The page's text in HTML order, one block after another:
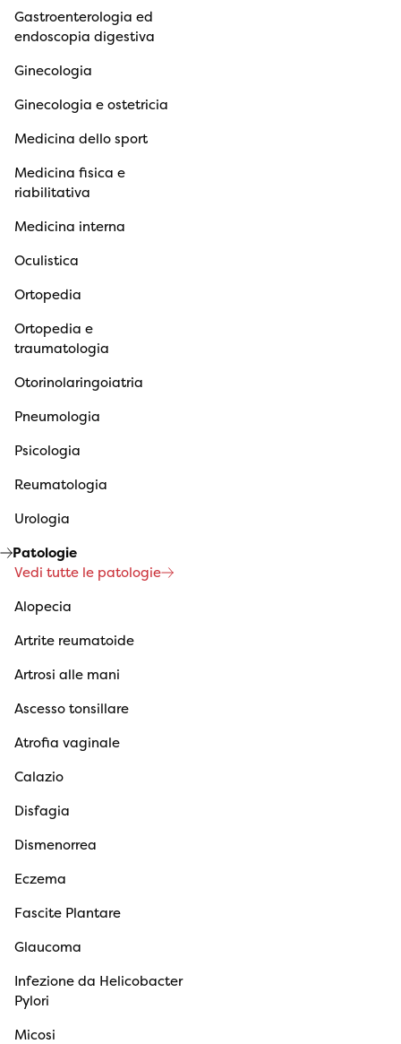
Gastroenterologia ed
endoscopia digestiva
Ginecologia
Ginecologia e ostetricia
Medicina dello sport
Medicina fisica e
riabilitativa
Medicina interna
Oculistica
Ortopedia
Ortopedia e
traumatologia
Otorinolaringoiatria
Pneumologia
Psicologia
Reumatologia
Urologia
Patologie
Vedi tutte le patologie
Alopecia
Artrite reumatoide
Artrosi alle mani
Ascesso tonsillare
Atrofia vaginale
Calazio
Disfagia
Dismenorrea
Eczema
Fascite Plantare
Glaucoma
Infezione da Helicobacter
Pylori
Micosi